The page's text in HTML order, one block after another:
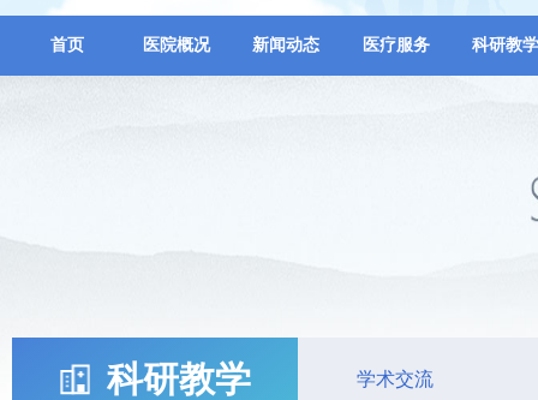
首页 医院概况 新闻动态 医疗服务 科研教学
科研教学 学术交流